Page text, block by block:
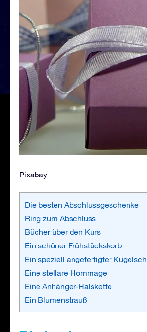
Pixabay
Die besten Abschlussgeschenke
Ring zum Abschluss
Bücher über den Kurs
Ein schöner Frühstückskorb
Ein speziell angefertigter
Eine stellare Hommage
Eine Anhänger-Halskette
Ein Blumenstrauß